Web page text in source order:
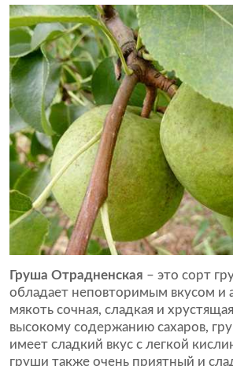
Груша Отрадненская – это сорт
обладает неповторимым вкусом и
мякоть сочная, сладкая и
высокому содержанию сахаров,
имеет сладкий вкус с легкой
груши также очень приятный и